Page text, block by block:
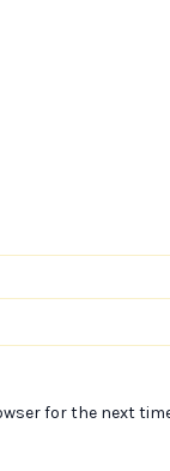
for the next